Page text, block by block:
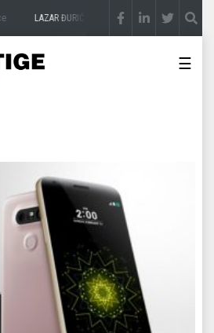
LAZAR ĐURIĆ: Promocija potencijal pretvara u
☰